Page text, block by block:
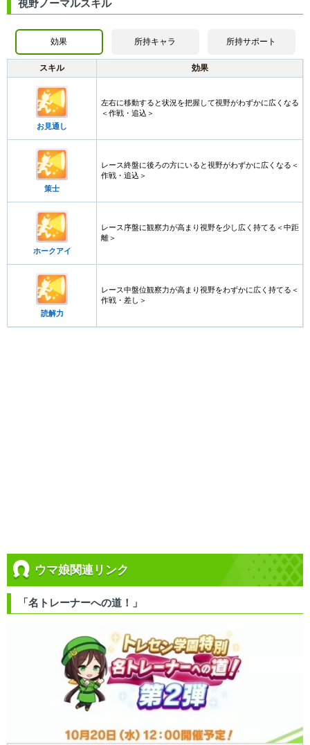
視野ノーマルスキル
効果 所持キャラ 所持サポート
スキル 効果
お見通し
左右に移動すると状況を把握して視野がわずかに広くなる
＜作戦・追込＞
策士
レース終盤に後ろの方にいると視野がわずかに広くなる＜
作戦・追込＞
ホークアイ
レース序盤に観察力が高まり視野を少し広く持てる＜中距
離＞
読解力
レース中盤位観察力が高まり視野をわずかに広く持てる＜
作戦・差し＞
ウマ娘関連リンク
「名トレーナーへの道！」